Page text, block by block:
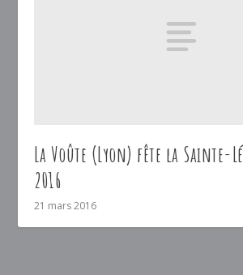
La Voûte (Lyon) fête la Sainte-
2016
21 mars 2016